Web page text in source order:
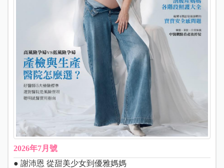
2026年7月號
● 謝沛恩 從甜美少女到優雅媽媽